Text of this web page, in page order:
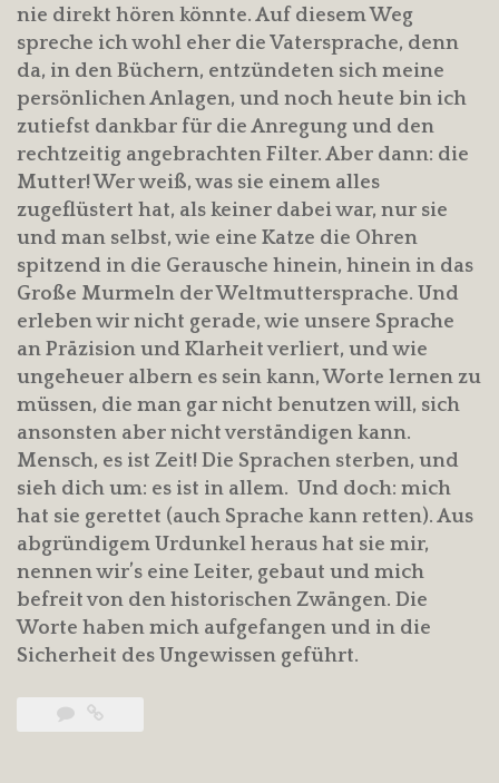
nie direkt hören könnte. Auf diesem Weg
spreche ich wohl eher die Vatersprache, denn
da, in den Büchern, entzündeten sich meine
persönlichen Anlagen, und noch heute bin ich
zutiefst dankbar für die Anregung und den
rechtzeitig angebrachten Filter. Aber dann: die
Mutter! Wer weiß, was sie einem alles
zugeflüstert hat, als keiner dabei war, nur sie
und man selbst, wie eine Katze die Ohren
spitzend in die Gerausche hinein, hinein in das
Große Murmeln der Weltmuttersprache. Und
erleben wir nicht gerade, wie unsere Sprache
an Präzision und Klarheit verliert, und wie
ungeheuer albern es sein kann, Worte lernen zu
müssen, die man gar nicht benutzen will, sich
ansonsten aber nicht verständigen kann.
Mensch, es ist Zeit! Die Sprachen sterben, und
sieh dich um: es ist in allem. Und doch: mich
hat sie gerettet (auch Sprache kann retten). Aus
abgründigem Urdunkel heraus hat sie mir,
nennen wir’s eine Leiter, gebaut und mich
befreit von den historischen Zwängen. Die
Worte haben mich aufgefangen und in die
Sicherheit des Ungewissen geführt.